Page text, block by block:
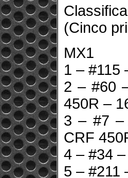
(Cinco
MX1
1 – #115
2 – #60
450R –
3 – #7 –
CRF
4 – #34
5 – #211